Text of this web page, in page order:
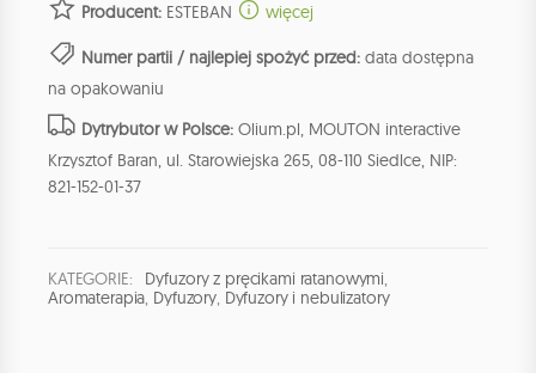
Producent: ESTEBAN więcej
Numer partii / najlepiej spożyć przed: data dostępna
na opakowaniu
Dytrybutor w Polsce: Olium.pl, MOUTON interactive
Krzysztof Baran, ul. Starowiejska 265, 08-110 Siedlce, NIP:
821-152-01-37
KATEGORIE: Dyfuzory z pręcikami ratanowymi,
Aromaterapia, Dyfuzory, Dyfuzory i nebulizatory